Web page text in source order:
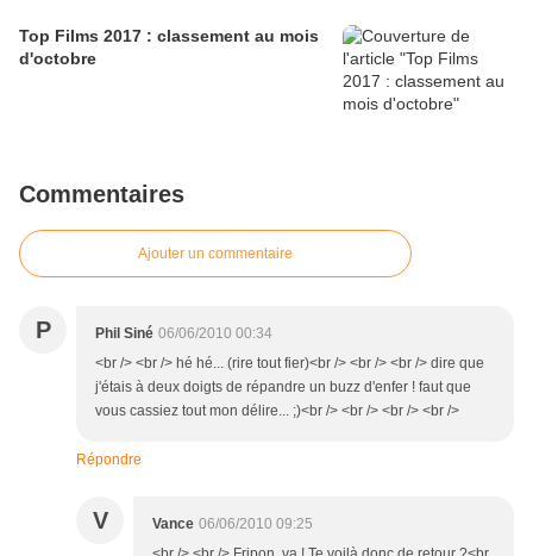
Top Films 2017 : classement au mois
d'octobre
Commentaires
Ajouter un commentaire
P Phil Siné 06/06/2010 00:34
<br /> <br /> hé hé... (rire tout fier)<br /> <br /> <br /> dire que
j'étais à deux doigts de répandre un buzz d'enfer ! faut que
vous cassiez tout mon délire... ;)<br /> <br /> <br /> <br />
Répondre
V Vance 06/06/2010 09:25